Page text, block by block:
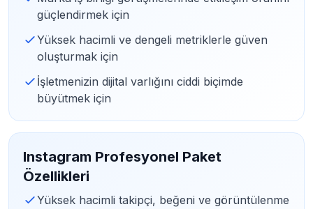
güçlendirmek için
Yüksek hacimli ve dengeli metriklerle güven
oluşturmak için
İşletmenizin dijital varlığını ciddi biçimde
büyütmek için
Instagram Profesyonel Paket
Özellikleri
Yüksek hacimli takipçi, beğeni ve görüntülenme